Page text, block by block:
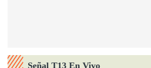
Señal T13 En Vivo